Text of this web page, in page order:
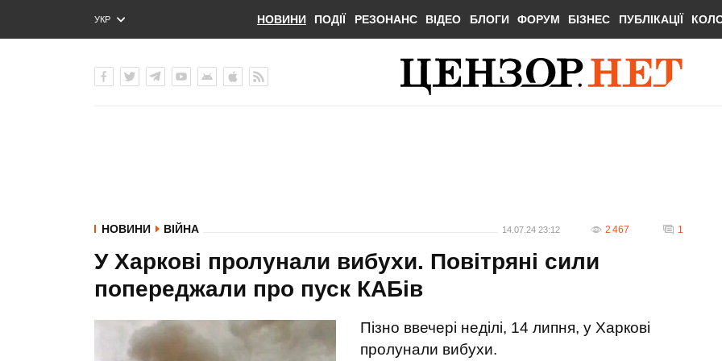
УКР
ENG
НОВИНИ ПОДІЇ РЕЗОНАНС ВІДЕО БЛОГИ ФОРУМ БІЗНЕС ПУБЛІКАЦІЇ
НОВИНИ ВІЙНА 14.07.24 23:12 2 467 1
У Харкові пролунали вибухи. Повітряні сили
попереджали про пуск КАБів
Пізно ввечері неділі, 14 липня, у Харкові
пролунали вибухи.